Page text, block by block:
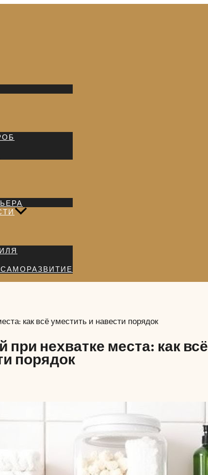
как всё уместить и навести порядок
при нехватке места: как всё
порядок